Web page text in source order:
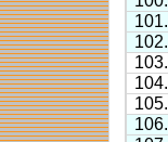
101.
102.
103.
104.
105.
106.